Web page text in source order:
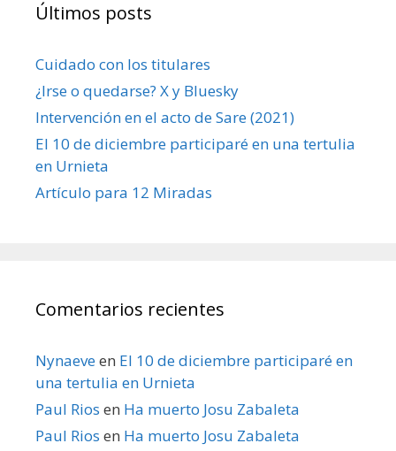
Últimos posts
Cuidado con los titulares
¿Irse o quedarse? X y Bluesky
Intervención en el acto de Sare (2021)
El 10 de diciembre participaré en una tertulia
en Urnieta
Artículo para 12 Miradas
Comentarios recientes
Nynaeveen El 10 de diciembre participaré en
una tertulia en Urnieta
Paul Rios en Ha muerto Josu Zabaleta
Paul Rios en Ha muerto Josu Zabaleta